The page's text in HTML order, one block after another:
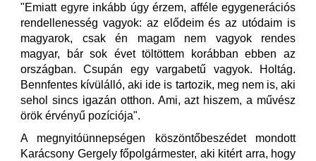
"Emiatt egyre inkább úgy érzem, afféle egygenerációs
rendellenesség vagyok: az elődeim és az utódaim is
magyarok, csak én magam nem vagyok rendes
magyar, bár sok évet töltöttem korábban ebben az
országban. Csupán egy vargabetű vagyok. Holtág.
Bennfentes kívülálló, aki ide is tartozik, meg nem is, aki
sehol sincs igazán otthon. Ami, azt hiszem, a művész
örök érvényű pozíciója".
A megnyitóünnepségen köszöntőbeszédet mondott
Karácsony Gergely főpolgármester, aki kitért arra, hogy